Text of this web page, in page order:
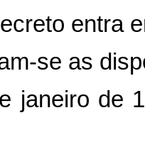
entra
se as
janeiro de